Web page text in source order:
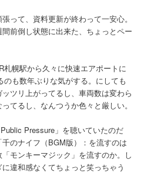
って、資料更新が終わって一安心。
前倒し状態に出来た、ちょっとペー
幌駅から久々に快速エアポートに
も数年ぶりな気がする。にしても
ツリ上がってるし、車両数は変わら
てるし、なんつうか色々と厳しい。
Pressure」を聴いていたのだ
のナイフ（BGM版）：を流すのは
モンキーマジック」を流すのか。し
違和感なくてちょっと笑っちゃう